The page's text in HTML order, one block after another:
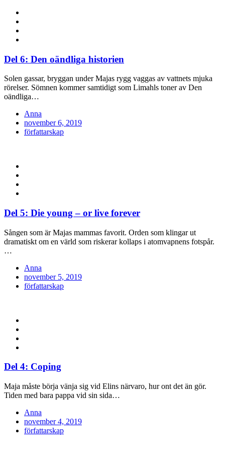
Del 6: Den oändliga historien
Solen gassar, bryggan under Majas rygg vaggas av vattnets mjuka
rörelser. Sömnen kommer samtidigt som Limahls toner av Den
oändliga…
Anna
Posted
on
november 6, 2019
författarskap
Del 5: Die young – or live forever
Sången som är Majas mammas favorit. Orden som klingar ut
dramatiskt om en värld som riskerar kollaps i atomvapnens fotspår.
…
Anna
Posted
on
november 5, 2019
författarskap
Del 4: Coping
Maja måste börja vänja sig vid Elins närvaro, hur ont det än gör.
Tiden med bara pappa vid sin sida…
Anna
Posted
on
november 4, 2019
författarskap